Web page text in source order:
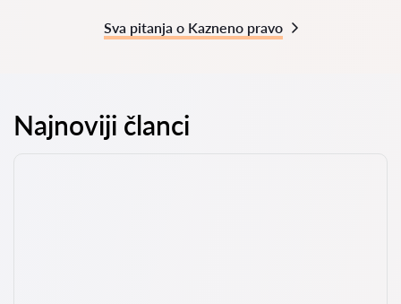
Sva pitanja o Kazneno pravo
Najnoviji članci